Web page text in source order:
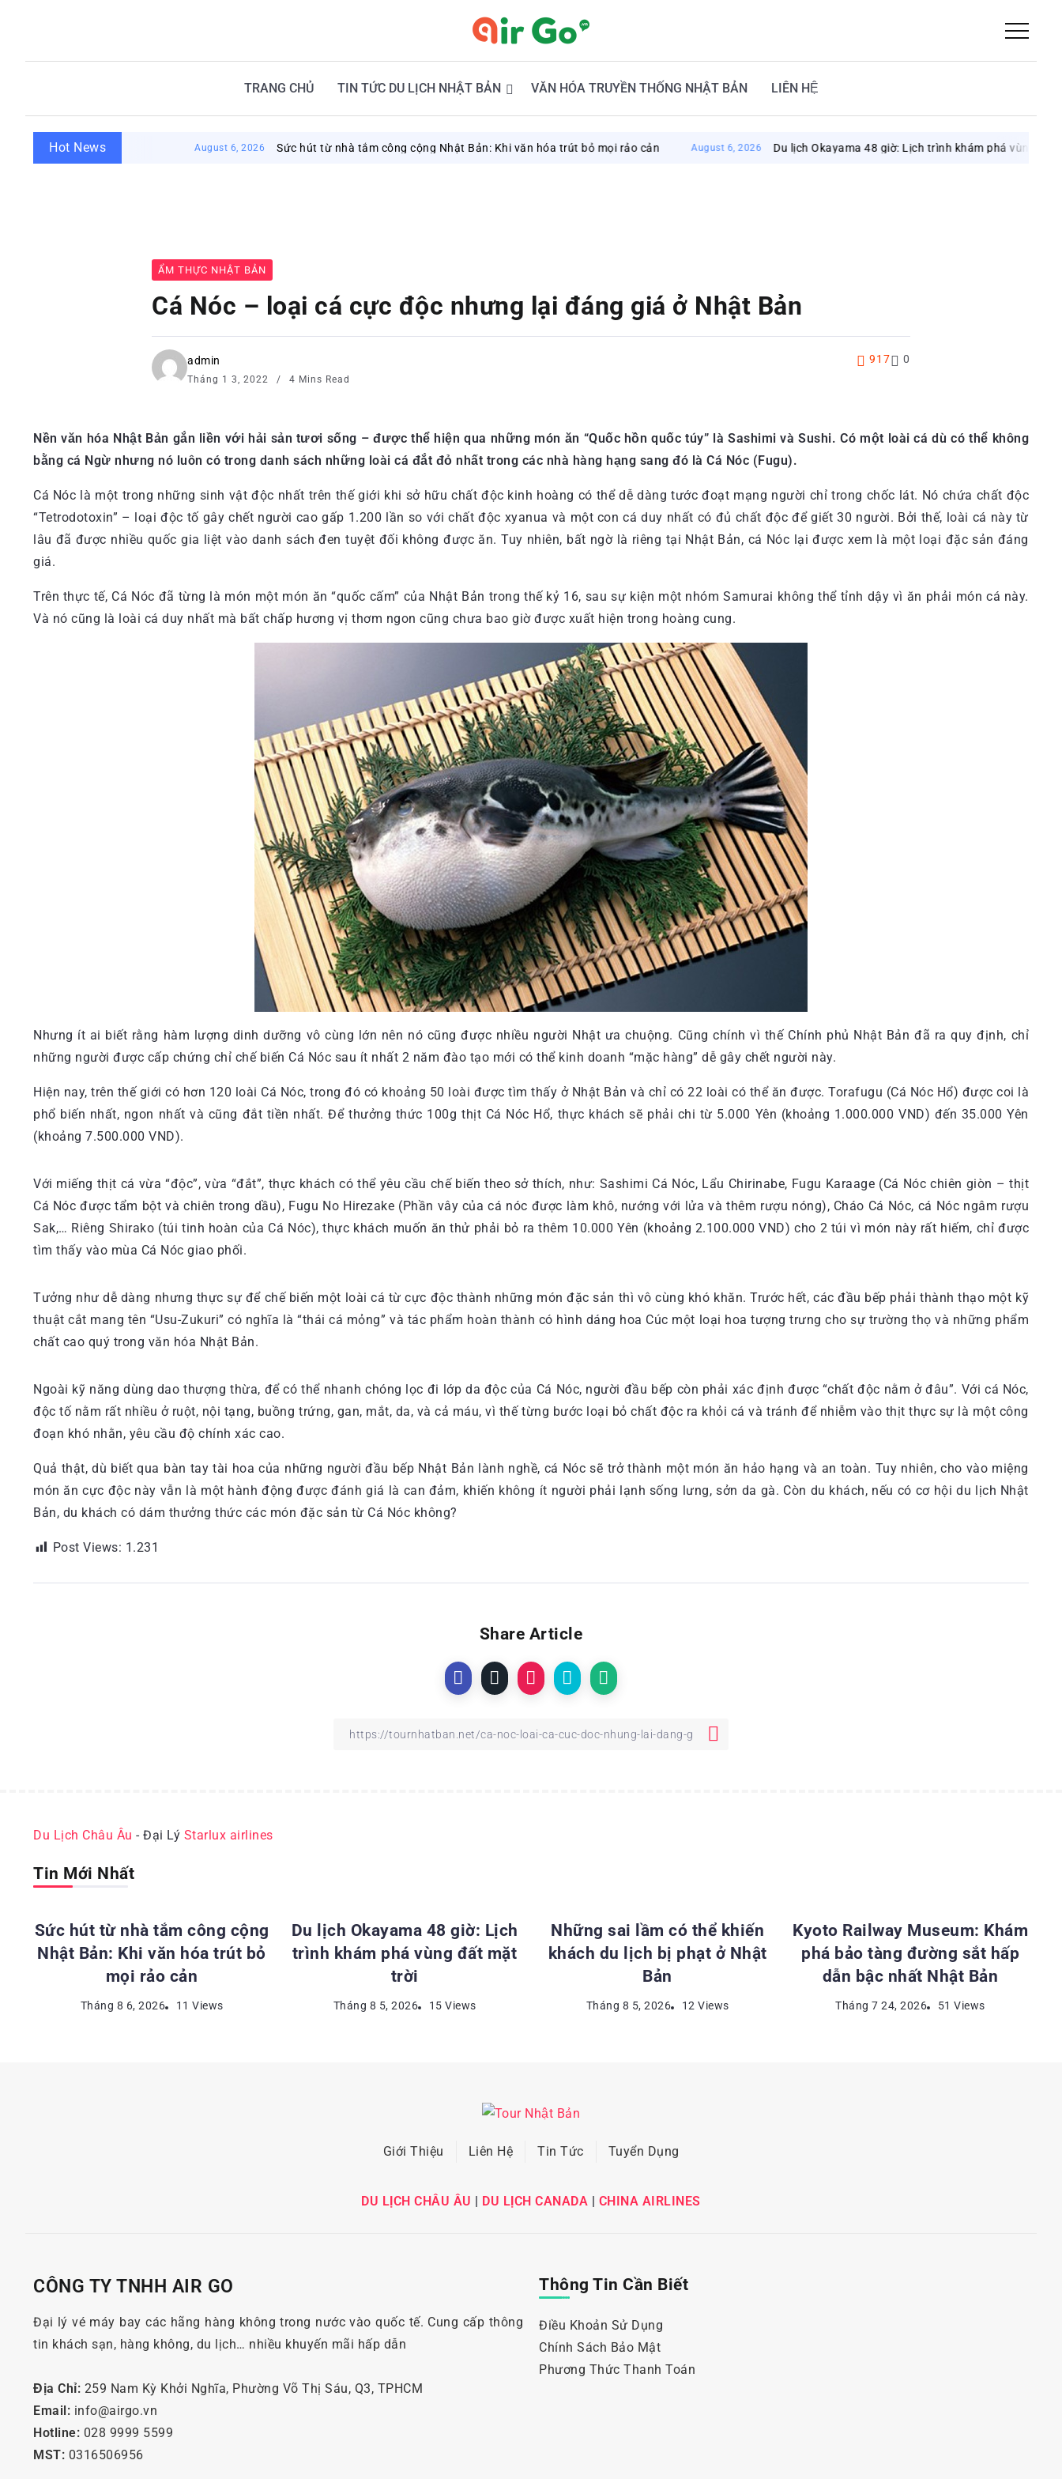
TRANG CHỦ TIN TỨC DU LỊCH NHẬT BẢN VĂN HÓA TRUYỀN THỐNG NHẬT BẢN LIÊN HỆ
Hot News August 6, 2026 Sức hút từ nhà tắm công cộng Nhật Bản: Khi văn hóa trút bỏ mọi rảo cản August 6, 2026 Du lịch Okayama 48 giờ: Lịch trình khám phá vùng đất mặt trời
ẨM THỰC NHẬT BẢN
Cá Nóc – loại cá cực độc nhưng lại đáng giá ở Nhật Bản
admin
Tháng 1 3, 2022 4 Mins Read
917 0
Nền văn hóa Nhật Bản gắn liền với hải sản tươi sống – được thể hiện qua những món ăn “Quốc hồn quốc túy” là Sashimi và Sushi. Có một loài cá dù có thể không
bằng cá Ngừ nhưng nó luôn có trong danh sách những loài cá đắt đỏ nhất trong các nhà hàng hạng sang đó là Cá Nóc (Fugu).
Cá Nóc là một trong những sinh vật độc nhất trên thế giới khi sở hữu chất độc kinh hoàng có thể dễ dàng tước đoạt mạng người chỉ trong chốc lát. Nó chứa chất độc
“Tetrodotoxin” – loại độc tố gây chết người cao gấp 1.200 lần so với chất độc xyanua và một con cá duy nhất có đủ chất độc để giết 30 người. Bởi thế, loài cá này từ
lâu đã được nhiều quốc gia liệt vào danh sách đen tuyệt đối không được ăn. Tuy nhiên, bất ngờ là riêng tại Nhật Bản, cá Nóc lại được xem là một loại đặc sản đáng
giá.
Trên thực tế, Cá Nóc đã từng là món một món ăn “quốc cấm” của Nhật Bản trong thế kỷ 16, sau sự kiện một nhóm Samurai không thể tỉnh dậy vì ăn phải món cá này.
Và nó cũng là loài cá duy nhất mà bất chấp hương vị thơm ngon cũng chưa bao giờ được xuất hiện trong hoàng cung.
Nhưng ít ai biết rằng hàm lượng dinh dưỡng vô cùng lớn nên nó cũng được nhiều người Nhật ưa chuộng. Cũng chính vì thế Chính phủ Nhật Bản đã ra quy định, chỉ
những người được cấp chứng chỉ chế biến Cá Nóc sau ít nhất 2 năm đào tạo mới có thể kinh doanh “mặc hàng” dễ gây chết người này.
Hiện nay, trên thế giới có hơn 120 loài Cá Nóc, trong đó có khoảng 50 loài được tìm thấy ở Nhật Bản và chỉ có 22 loài có thể ăn được. Torafugu (Cá Nóc Hổ) được coi là
phổ biến nhất, ngon nhất và cũng đắt tiền nhất. Để thưởng thức 100g thịt Cá Nóc Hổ, thực khách sẽ phải chi từ 5.000 Yên (khoảng 1.000.000 VND) đến 35.000 Yên
(khoảng 7.500.000 VND).
Với miếng thịt cá vừa “độc”, vừa “đắt”, thực khách có thể yêu cầu chế biến theo sở thích, như: Sashimi Cá Nóc, Lẩu Chirinabe, Fugu Karaage (Cá Nóc chiên giòn – thịt
Cá Nóc được tẩm bột và chiên trong dầu), Fugu No Hirezake (Phần vây của cá nóc được làm khô, nướng với lửa và thêm rượu nóng), Cháo Cá Nóc, cá Nóc ngâm rượu
Sak,… Riêng Shirako (túi tinh hoàn của Cá Nóc), thực khách muốn ăn thử phải bỏ ra thêm 10.000 Yên (khoảng 2.100.000 VND) cho 2 túi vì món này rất hiếm, chỉ được
tìm thấy vào mùa Cá Nóc giao phối.
Tưởng như dễ dàng nhưng thực sự để chế biến một loài cá từ cực độc thành những món đặc sản thì vô cùng khó khăn. Trước hết, các đầu bếp phải thành thạo một kỹ
thuật cắt mang tên “Usu-Zukuri” có nghĩa là “thái cá mỏng” và tác phẩm hoàn thành có hình dáng hoa Cúc một loại hoa tượng trưng cho sự trường thọ và những phẩm
chất cao quý trong văn hóa Nhật Bản.
Ngoài kỹ năng dùng dao thượng thừa, để có thể nhanh chóng lọc đi lớp da độc của Cá Nóc, người đầu bếp còn phải xác định được “chất độc nằm ở đâu”. Với cá Nóc,
độc tố nằm rất nhiều ở ruột, nội tạng, buồng trứng, gan, mắt, da, và cả máu, vì thế từng bước loại bỏ chất độc ra khỏi cá và tránh để nhiễm vào thịt thực sự là một công
đoạn khó nhằn, yêu cầu độ chính xác cao.
Quả thật, dù biết qua bàn tay tài hoa của những người đầu bếp Nhật Bản lành nghề, cá Nóc sẽ trở thành một món ăn hảo hạng và an toàn. Tuy nhiên, cho vào miệng
món ăn cực độc này vẫn là một hành động được đánh giá là can đảm, khiến không ít người phải lạnh sống lưng, sởn da gà. Còn du khách, nếu có cơ hội du lịch Nhật
Bản, du khách có dám thưởng thức các món đặc sản từ Cá Nóc không?
Post Views: 1.231
Share Article
Du Lịch Châu Âu - Đại Lý Starlux airlines
Tin Mới Nhất
ĐỊA ĐIỂM DU LỊCH NHẬT BẢN
Sức hút từ nhà tắm công cộng
Nhật Bản: Khi văn hóa trút bỏ
mọi rảo cản
Tháng 8 6, 2026 11 Views
Du lịch Okayama 48 giờ: Lịch
trình khám phá vùng đất mặt
trời
Tháng 8 5, 2026 15 Views
Những sai lầm có thể khiến
khách du lịch bị phạt ở Nhật
Bản
Tháng 8 5, 2026 12 Views
Kyoto Railway Museum: Khám
phá bảo tàng đường sắt hấp
dẫn bậc nhất Nhật Bản
Tháng 7 24, 2026 51 Views
Giới Thiệu Liên Hệ Tin Tức Tuyển Dụng
DU LỊCH CHÂU ÂU | DU LỊCH CANADA | CHINA AIRLINES
CÔNG TY TNHH AIR GO
Đại lý vé máy bay các hãng hàng không trong nước vào quốc tế. Cung cấp thông
tin khách sạn, hàng không, du lịch… nhiều khuyến mãi hấp dẫn
Địa Chỉ: 259 Nam Kỳ Khởi Nghĩa, Phường Võ Thị Sáu, Q3, TPHCM
Email: info@airgo.vn
Hotline: 028 9999 5599
MST: 0316506956
Thông Tin Cần Biết
Điều Khoản Sử Dụng
Chính Sách Bảo Mật
Phương Thức Thanh Toán